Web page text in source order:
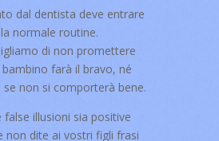
dal dentista deve entrare
normale routine.
di non promettere
farà il bravo, né
se non si comporterà bene.
false illusioni sia positive
non dite ai vostri figli frasi